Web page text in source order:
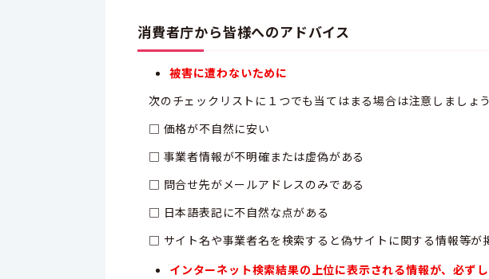
消費者庁から皆様へのアドバイス
被害に遭わないために
次のチェックリストに１つでも当てはまる場合は注意しましょう
□ 価格が不自然に安い
□ 事業者情報が不明確または虚偽がある
□ 問合せ先がメールアドレスのみである
□ 日本語表記に不自然な点がある
□ サイト名や事業者名を検索すると偽サイトに関する情報等が
インターネット検索結果の上位に表示される情報が、必ず